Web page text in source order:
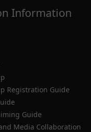
Information
Registration Guide
Guide
Media Collaboration